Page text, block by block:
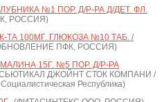
№1 ПОР. Д/Р-РА Д/ДЕТ. ФЛ.
РОССИЯ)
ТА 100МГ. ГЛЮКОЗА №10 ТАБ. /
ПФК, РОССИЯ)
15Г. №5 ПОР. Д/Р-РА
ДЖОЙНТ СТОК КОМПАНИ /
Республика)